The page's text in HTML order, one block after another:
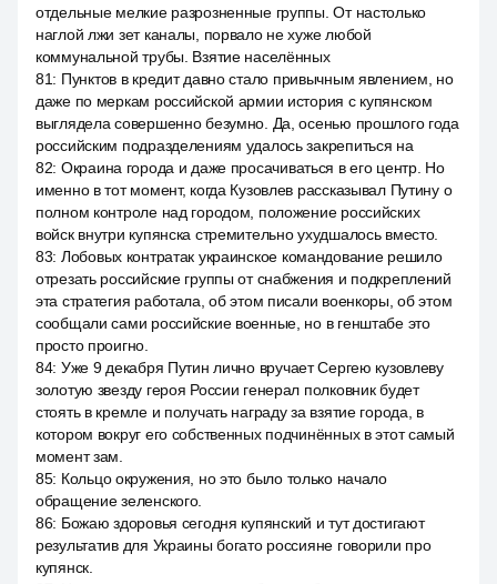
отдельные мелкие разрозненные группы. От настолько
наглой лжи зет каналы, порвало не хуже любой
коммунальной трубы. Взятие населённых
81: Пунктов в кредит давно стало привычным явлением, но
даже по меркам российской армии история с купянском
выглядела совершенно безумно. Да, осенью прошлого года
российским подразделениям удалось закрепиться на
82: Окраина города и даже просачиваться в его центр. Но
именно в тот момент, когда Кузовлев рассказывал Путину о
полном контроле над городом, положение российских
войск внутри купянска стремительно ухудшалось вместо.
83: Лобовых контратак украинское командование решило
отрезать российские группы от снабжения и подкреплений
эта стратегия работала, об этом писали военкоры, об этом
сообщали сами российские военные, но в генштабе это
просто проигно.
84: Уже 9 декабря Путин лично вручает Сергею кузовлеву
золотую звезду героя России генерал полковник будет
стоять в кремле и получать награду за взятие города, в
котором вокруг его собственных подчинённых в этот самый
момент зам.
85: Кольцо окружения, но это было только начало
обращение зеленского.
86: Божаю здоровья сегодня купянский и тут достигают
результатив для Украины богато россияне говорили про
купянск.